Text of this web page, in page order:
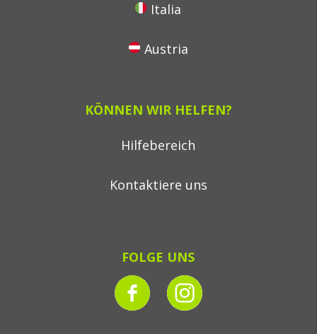
Italia
Austria
KÖNNEN WIR HELFEN?
Hilfebereich
Kontaktiere uns
FOLGE UNS